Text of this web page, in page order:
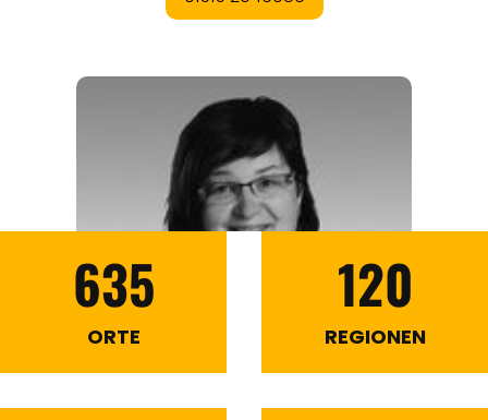
635
ORTE
120
REGIONEN